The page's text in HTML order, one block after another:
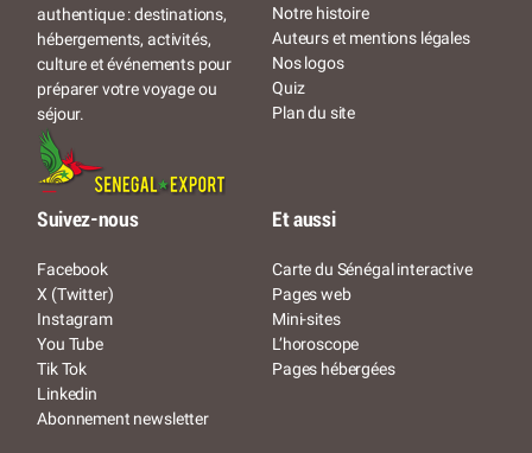
authentique : destinations,
hébergements, activités,
culture et événements pour
préparer votre voyage ou
séjour.
Notre histoire
Auteurs et mentions légales
Nos logos
Quiz
Plan du site
Suivez-nous
Facebook
X (Twitter)
Instagram
You Tube
Tik Tok
Linkedin
Abonnement newsletter
Et aussi
Carte du Sénégal interactive
Pages web
Mini-sites
L’horoscope
Pages hébergées